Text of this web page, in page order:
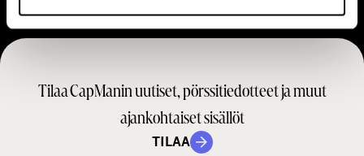
r
m
t
a
m
Tilaa CapManin uutiset, pörssitiedotteet ja muut
ajankohtaiset sisällöt
TILAA